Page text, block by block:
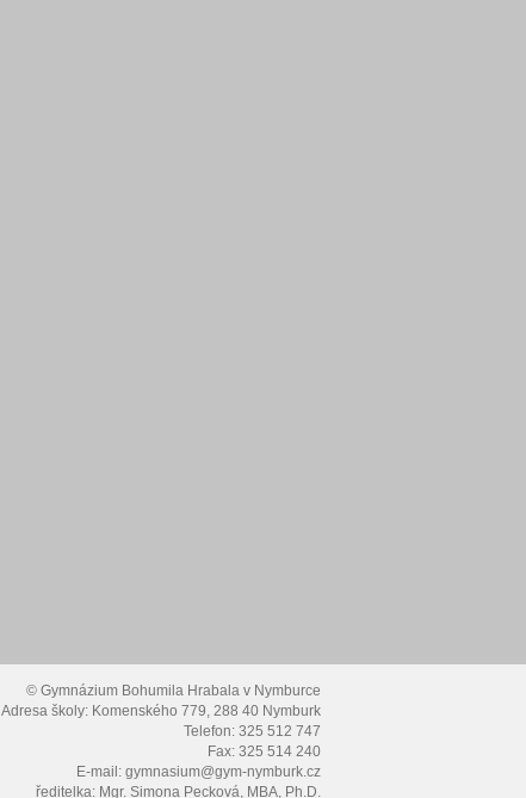
© Gymnázium Bohumila Hrabala v Nymburce
Adresa školy: Komenského 779, 288 40 Nymburk
Telefon: 325 512 747
Fax: 325 514 240
E-mail: gymnasium@gym-nymburk.cz
ředitelka: Mgr. Simona Pecková, MBA, Ph.D.